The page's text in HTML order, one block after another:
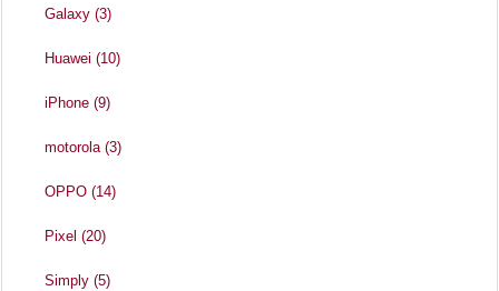
Galaxy(3)
Huawei(10)
iPhone(9)
motorola(3)
OPPO(14)
Pixel(20)
Simply(5)